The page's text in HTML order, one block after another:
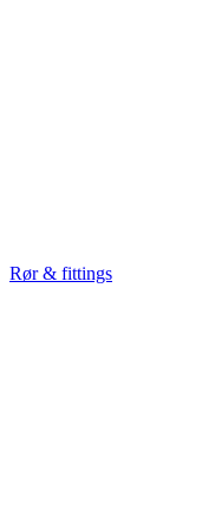
Rør & fittings